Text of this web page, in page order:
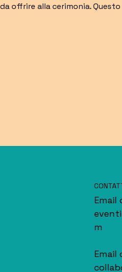
offrire alla cerimonia. Questo
Email
m
Email